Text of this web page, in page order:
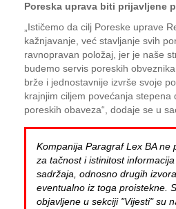
Poreska uprava biti prijavljene
„Ističemo da cilj Poreske uprave
kažnjavanje, već stavljanje svih
ravnopravan položaj, jer je naše
budemo servis poreskih
brže i jednostavnije izvrše svoje
krajnjim ciljem povećanja stepena
poreskih obaveza“, dodaje se u
Kompanija Paragraf Lex BA ne
za tačnost i istinitost
sadržaja, odnosno drugih
eventualno iz toga proistekne.
objavljene u sekciji "Vijesti" su